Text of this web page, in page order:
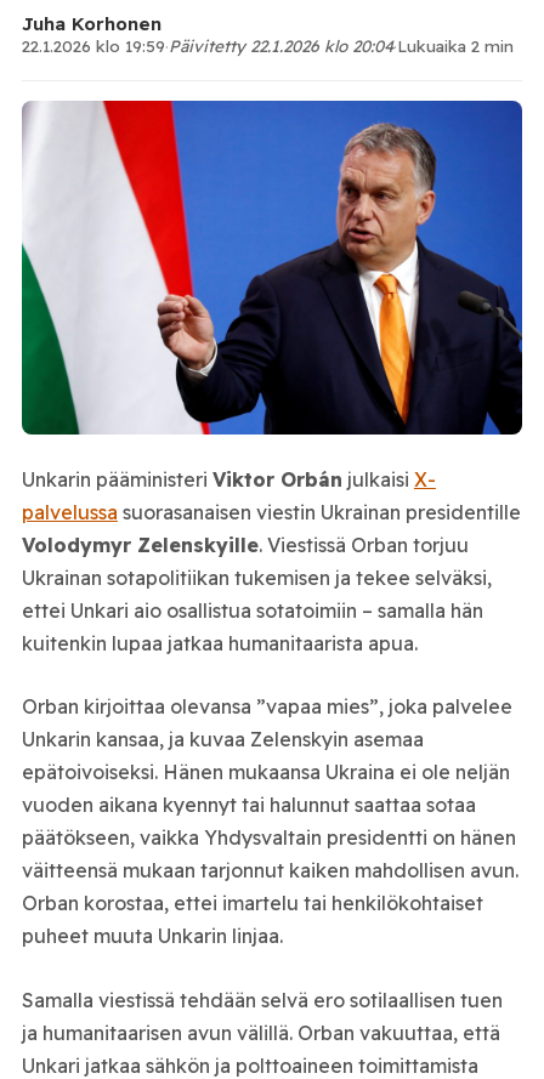
Juha Korhonen
22.1.2026 klo 19:59·Päivitetty 22.1.2026 klo 20:04·Lukuaika 2 min
Unkarin pääministeri Viktor Orbán julkaisi X-
palvelussa suorasanaisen viestin Ukrainan presidentille
Volodymyr Zelenskyille. Viestissä Orban torjuu
Ukrainan sotapolitiikan tukemisen ja tekee selväksi,
ettei Unkari aio osallistua sotatoimiin – samalla hän
kuitenkin lupaa jatkaa humanitaarista apua.
Orban kirjoittaa olevansa ”vapaa mies”, joka palvelee
Unkarin kansaa, ja kuvaa Zelenskyin asemaa
epätoivoiseksi. Hänen mukaansa Ukraina ei ole neljän
vuoden aikana kyennyt tai halunnut saattaa sotaa
päätökseen, vaikka Yhdysvaltain presidentti on hänen
väitteensä mukaan tarjonnut kaiken mahdollisen avun.
Orban korostaa, ettei imartelu tai henkilökohtaiset
puheet muuta Unkarin linjaa.
Samalla viestissä tehdään selvä ero sotilaallisen tuen
ja humanitaarisen avun välillä. Orban vakuuttaa, että
Unkari jatkaa sähkön ja polttoaineen toimittamista